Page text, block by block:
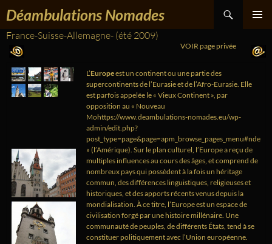
Déambulations Nomades
France-Suisse-Allemagne- (été 2009)
VOIR page privée
L’Europeest un continent ou une partie des
supercontinents de l’Eurasie et de l’Afro-Eurasie. Elle
est parfois appelée le « Vieux Continent », par
opposition au « Nouveau
Mohttps://www.deambulations-nomades.eu/wp-
admin/edit.php?
post_type=page&page=apm_browse_pages_menu#nde
» (l’Amérique). Sur le plan culturel, l’Europe a reçu de
multiples influences au cours des âges, et comprend de
nombreux pays qui possèdent à la fois un héritage
commun, des différences linguistiques, religieuses et
historiques, et des apports récents venus depuis la
mondialisation. À ce titre, l’Europe est un espace de
civilisation forgé par une histoire millénaire. Une
communauté de peuples, de différents États, tend à se
constituer politiquement avec l’Union européenne.